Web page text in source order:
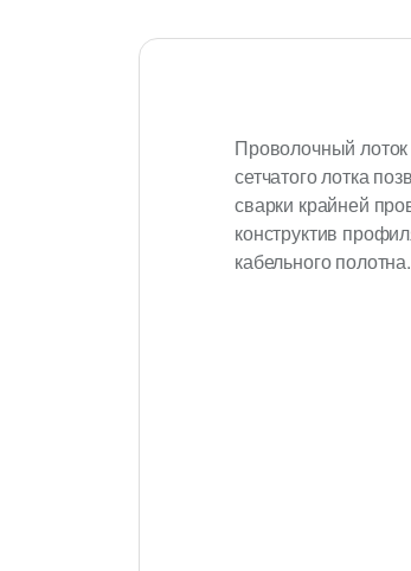
Проволочный
сетчатого лотка
сварки крайней
конструктив
кабельного полотна.